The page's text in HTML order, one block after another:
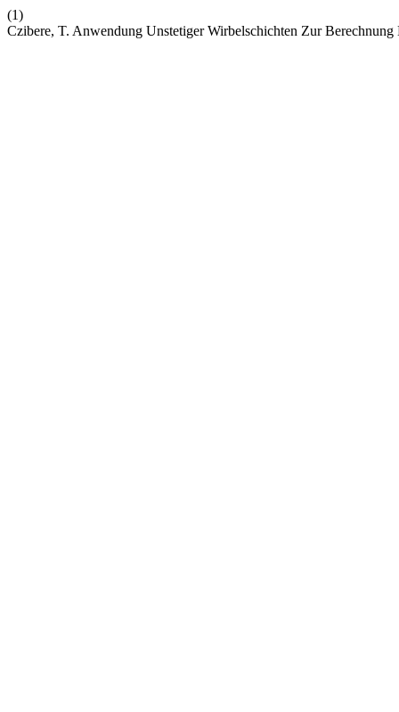
(1)
Czibere, T. Anwendung Unstetiger Wirbelschichten Zur